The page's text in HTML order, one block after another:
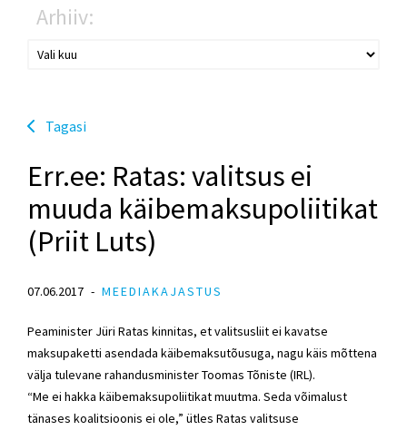
Arhiiv:
Tagasi
Err.ee: Ratas: valitsus ei
muuda käibemaksupoliitikat
(Priit Luts)
07.06.2017 MEEDIAKAJASTUS
Peaminister Jüri Ratas kinnitas, et valitsusliit ei kavatse
maksupaketti asendada käibemaksutõusuga, nagu käis mõttena
välja tulevane rahandusminister Toomas Tõniste (IRL).
“Me ei hakka käibemaksupoliitikat muutma. Seda võimalust
tänases koalitsioonis ei ole,” ütles Ratas valitsuse